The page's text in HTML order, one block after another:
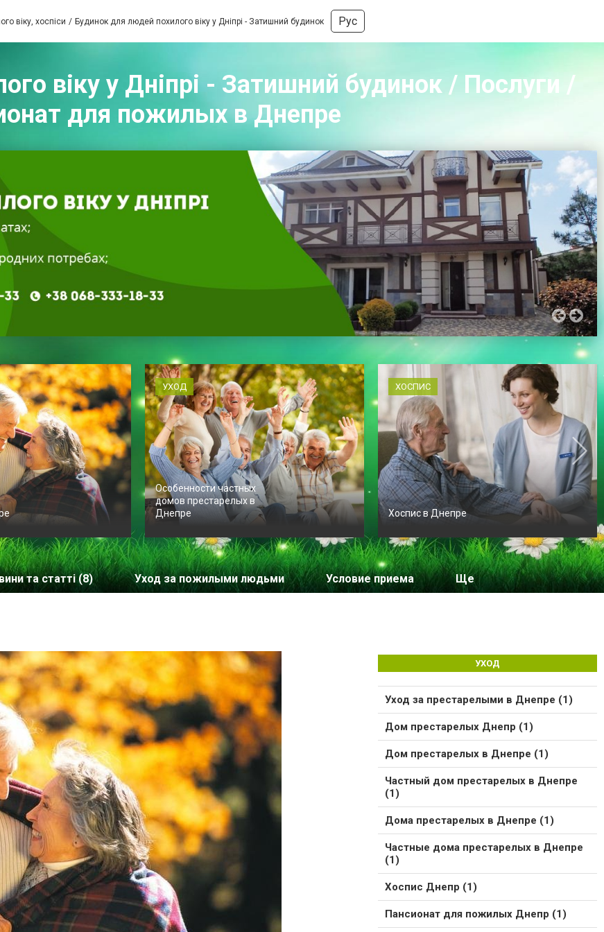
віку, хоспіси Будинок для людей похилого віку у Дніпрі - Затишний будинок Рус
віку у Дніпрі - Затишний будинок / Послуги /
для пожилых в Днепре
УХОД
Особенности частных
домов престарелых в
Днепре
ХОСПИС
Хоспис в Днепре
та статті (8) Уход за пожилыми людьми Условие приема Ще
УХОД
Уход за престарелыми в Днепре (1)
Дом престарелых Днепр (1)
Дом престарелых в Днепре (1)
Частный дом престарелых в Днепре
(1)
Дома престарелых в Днепре (1)
Частные дома престарелых в Днепре
(1)
Хоспис Днепр (1)
Пансионат для пожилых Днепр (1)